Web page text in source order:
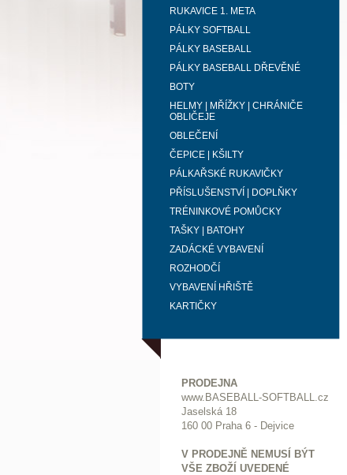
RUKAVICE 1. META
PÁLKY SOFTBALL
PÁLKY BASEBALL
PÁLKY BASEBALL DŘEVĚNÉ
BOTY
HELMY | MŘÍŽKY | CHRÁNIČE
OBLIČEJE
OBLEČENÍ
ČEPICE | KŠILTY
PÁLKAŘSKÉ RUKAVIČKY
PŘÍSLUŠENSTVÍ | DOPLŇKY
TRÉNINKOVÉ POMŮCKY
TAŠKY | BATOHY
ZADÁCKÉ VYBAVENÍ
ROZHODČÍ
VYBAVENÍ HŘIŠTĚ
KARTIČKY
PRODEJNA
www.BASEBALL-SOFTBALL.cz
Jaselská 18
160 00 Praha 6 - Dejvice
V PRODEJNĚ NEMUSÍ BÝT
VŠE ZBOŽÍ UVEDENÉ